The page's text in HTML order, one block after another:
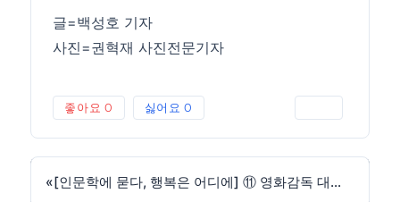
글=백성호 기자
사진=권혁재 사진전문기자
좋아요 0 싫어요 0
« [인문학에 묻다, 행복은 어디에] ⑪ 영화감독 대해 스님(조계종 국제선원장)